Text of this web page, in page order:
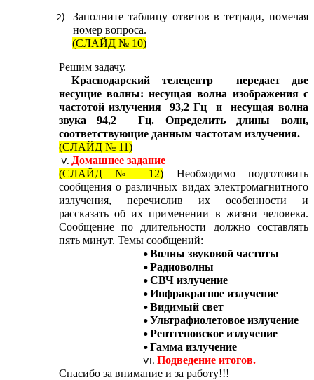
Заполните таблицу ответов в тетради, помечая
номер вопроса.
(СЛАЙД № 10)
Решим задачу.
Краснодарский телецентр передает две
несущие волны: несущая волна изображения с
частотой излучения 93,2 Гц и несущая волна
звука 94,2 Гц. Определить длины волн,
соответствующие данным частотам излучения.
(СЛАЙД № 11)
Домашнее задание
(СЛАЙД № 12) Необходимо подготовить
сообщения о различных видах электромагнитного
излучения, перечислив их особенности и
рассказать об их применении в жизни человека.
Сообщение по длительности должно составлять
пять минут. Темы сообщений:
Волны звуковой частоты
Радиоволны
СВЧ излучение
Инфракрасное излучение
Видимый свет
Ультрафиолетовое излучение
Рентгеновское излучение
Гамма излучение
Подведение итогов.
Спасибо за внимание и за работу!!!